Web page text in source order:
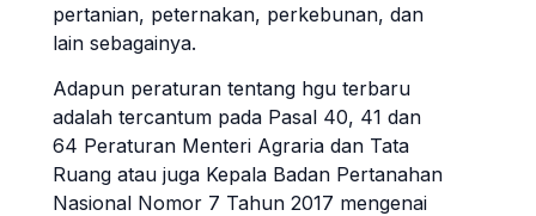
pertanian, peternakan, perkebunan, dan
lain sebagainya.
Adapun peraturan tentang hgu terbaru
adalah tercantum pada Pasal 40, 41 dan
64 Peraturan Menteri Agraria dan Tata
Ruang atau juga Kepala Badan Pertanahan
Nasional Nomor 7 Tahun 2017 mengenai